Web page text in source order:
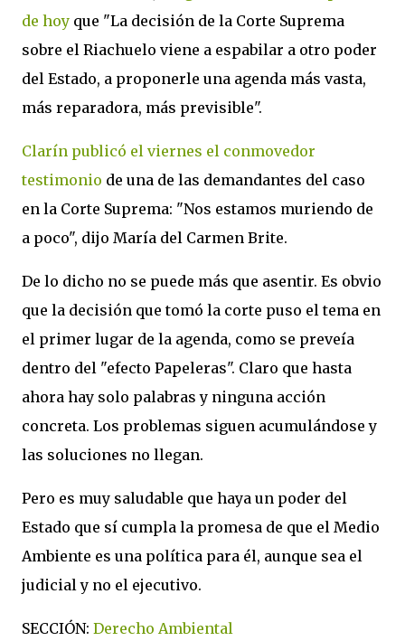
de hoy que "La decisión de la Corte Suprema
sobre el Riachuelo viene a espabilar a otro poder
del Estado, a proponerle una agenda más vasta,
más reparadora, más previsible".
Clarín publicó el viernes el conmovedor
testimonio de una de las demandantes del caso
en la Corte Suprema: "Nos estamos muriendo de
a poco", dijo María del Carmen Brite.
De lo dicho no se puede más que asentir. Es obvio
que la decisión que tomó la corte puso el tema en
el primer lugar de la agenda, como se preveía
dentro del "efecto Papeleras". Claro que hasta
ahora hay solo palabras y ninguna acción
concreta. Los problemas siguen acumulándose y
las soluciones no llegan.
Pero es muy saludable que haya un poder del
Estado que sí cumpla la promesa de que el Medio
Ambiente es una política para él, aunque sea el
judicial y no el ejecutivo.
SECCIÓN: Derecho Ambiental